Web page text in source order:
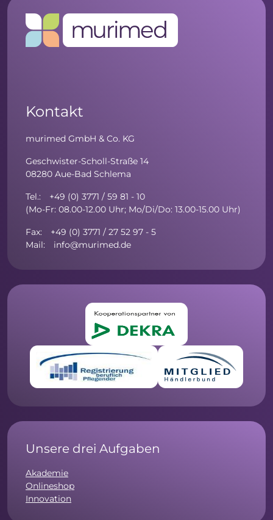
Kontakt
murimed GmbH & Co. KG
Geschwister-Scholl-Straße 14
08280 Aue-Bad Schlema
Tel.: +49 (0) 3771 / 59 81 - 10
(Mo-Fr: 08.00-12.00 Uhr; Mo/Di/Do: 13.00-15.00 Uhr)
Fax: +49 (0) 3771 / 27 52 97 - 5
Mail: info@murimed.de
Unsere drei Aufgaben
Akademie
Onlineshop
Innovation